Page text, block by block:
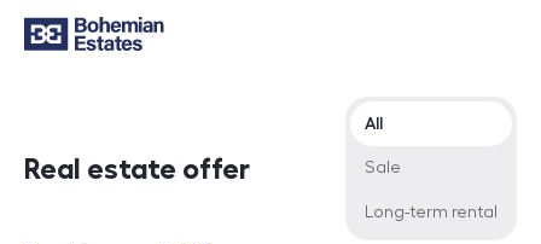
Real estate offer
Offer type
All
Sale
Long-term rental